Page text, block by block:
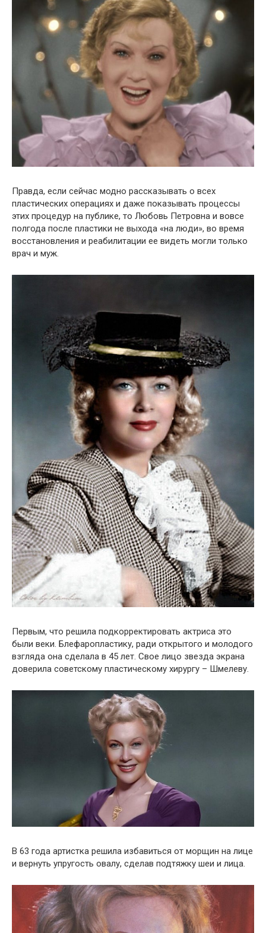
Правда, если сейчас модно рассказывать о всех
пластических операциях и даже показывать процессы
этих процедур на публике, то Любовь Петровна и вовсе
полгода после пластики не выхода «на люди», во время
восстановления и реабилитации ее видеть могли только
врач и муж.
Первым, что решила подкорректировать актриса это
были веки. Блефаропластику, ради открытого и молодого
взгляда она сделала в 45 лет. Свое лицо звезда экрана
доверила советскому пластическому хирургу – Шмелеву.
В 63 года артистка решила избавиться от морщин на лице
и вернуть упругость овалу, сделав подтяжку шеи и лица.